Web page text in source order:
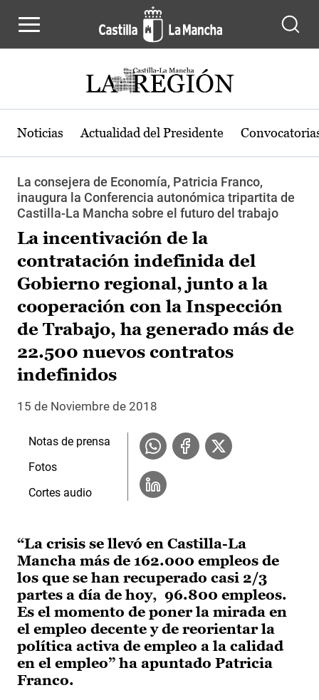
Noticias Actualidad del Presidente
La consejera de Economía, Patricia Franco,
inaugura la Conferencia autonómica tripartita de
Castilla-La Mancha sobre el futuro del trabajo
La incentivación de la
contratación indefinida del
Gobierno regional, junto a la
cooperación con la Inspección
de Trabajo, ha generado más de
22.500 nuevos contratos
indefinidos
15 de Noviembre de 2018
“La crisis se llevó en Castilla-La
Mancha más de 162.000 empleos de
los que se han recuperado casi 2/3
partes a día de hoy, 96.800 empleos.
Es el momento de poner la mirada en
el empleo decente y de reorientar la
política activa de empleo a la calidad
en el empleo” ha apuntado Patricia
Franco.
Notas de prensa
Fotos
Cortes audio